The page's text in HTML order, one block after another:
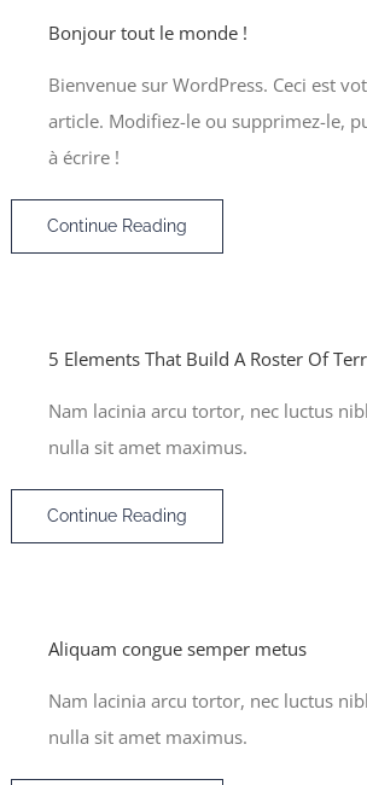
Bonjour tout le monde !
Bienvenue sur WordPress. Ceci est
article. Modifiez-le ou supprimez-le,
à écrire !
Continue Reading
5 Elements That Build A Roster Of
Nam lacinia arcu tortor, nec luctus
nulla sit amet maximus.
Continue Reading
Aliquam congue semper metus
Nam lacinia arcu tortor, nec luctus
nulla sit amet maximus.